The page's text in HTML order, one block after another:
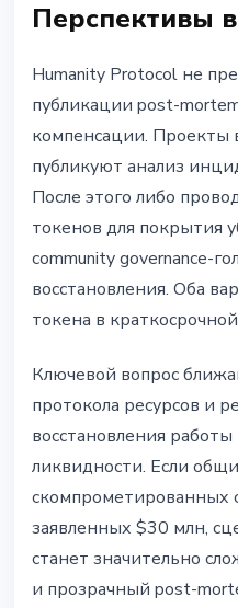
Перспективы
Humanity Protocol не
публикации post-
компенсации. Проекты
публикуют анализ
После этого либо
токенов для покрытия
community governance-
восстановления. Оба
токена в
Ключевой вопрос
протокола ресурсов и
восстановления
ликвидности. Если
скомпрометированных
заявленных $30 млн,
станет значительно
и прозрачный post-